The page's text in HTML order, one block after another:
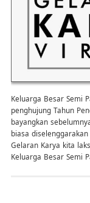
Keluarga Besar Semi
penghujung Tahun
bayangkan
biasa
Gelaran Karya kita
Keluarga Besar Semi